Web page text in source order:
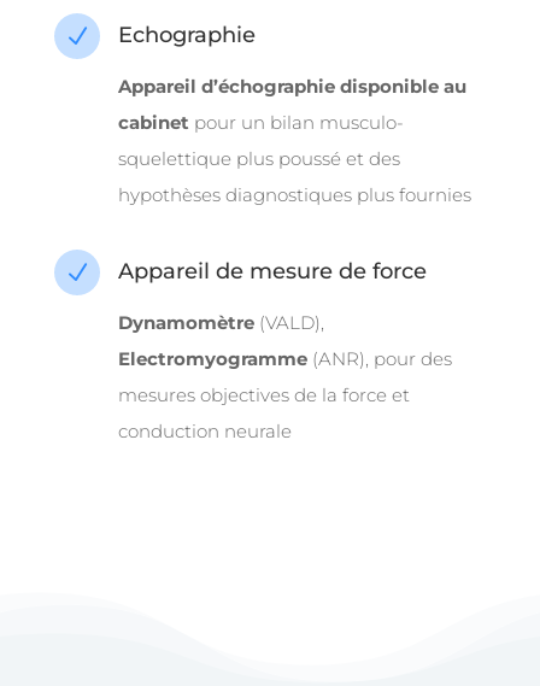
N Echographie
Appareil d’échographie disponible au
cabinet pour un bilan musculo-
squelettique plus poussé et des
hypothèses diagnostiques plus fournies
N Appareil de mesure de force
Dynamomètre(VALD),
Electromyogramme(ANR), pour des
mesures objectives de la force et
conduction neurale